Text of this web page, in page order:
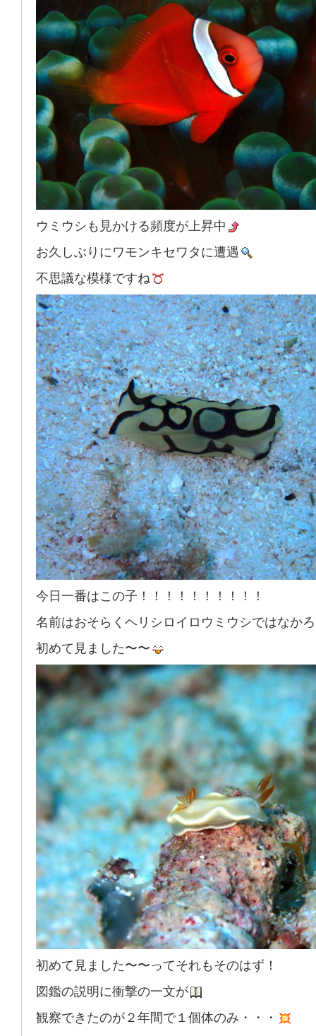
ウミウシも見かける頻度が上昇中
お久しぶりにワモンキセワタに遭遇
不思議な模様ですね
今日一番はこの子！！！！！！！！！！
名前はおそらくヘリシロイロウミウシではなか
初めて見ました〜〜
初めて見ました〜〜ってそれもそのはず！
図鑑の説明に衝撃の一文が
観察できたのが２年間で１個体のみ・・・